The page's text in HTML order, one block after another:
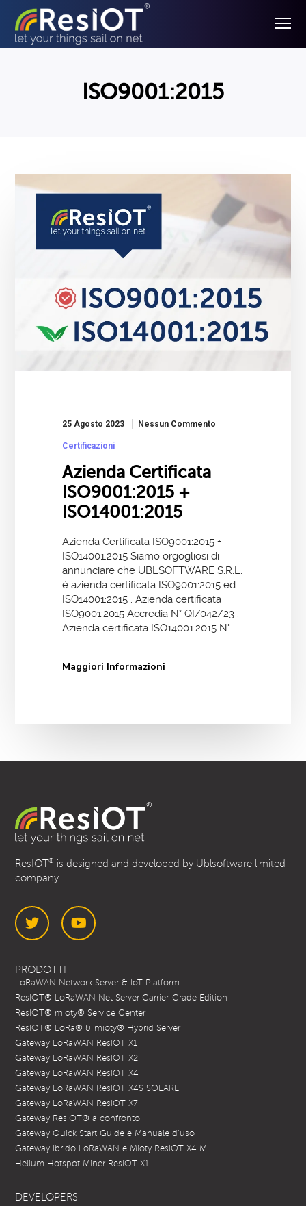
ISO9001:2015
25 Agosto 2023 Nessun Commento
Certificazioni
Azienda Certificata
ISO9001:2015 +
ISO14001:2015
Azienda Certificata ISO9001:2015 +
ISO14001:2015 Siamo orgogliosi di
annunciare che UBLSOFTWARE S.R.L.
è azienda certificata ISO9001:2015 ed
ISO14001:2015 . Azienda certificata
ISO9001:2015 Accredia N° QI/042/23 .
Azienda certificata ISO14001:2015 N°…
Maggiori Informazioni
ResIOT® is designed and developed by Ublsoftware limited
company.
PRODOTTI
LoRaWAN Network Server & IoT Platform
ResIOT® LoRaWAN Net Server Carrier-Grade Edition
ResIOT® mioty® Service Center
ResIOT® LoRa® & mioty® Hybrid Server
Gateway LoRaWAN ResIOT X1
Gateway LoRaWAN ResIOT X2
Gateway LoRaWAN ResIOT X4
Gateway LoRaWAN ResIOT X4S SOLARE
Gateway LoRaWAN ResIOT X7
Gateway ResIOT® a confronto
Gateway Quick Start Guide e Manuale d’uso
Gateway Ibrido LoRaWAN e Mioty ResIOT X4 M
Helium Hotspot Miner ResIOT X1
DEVELOPERS